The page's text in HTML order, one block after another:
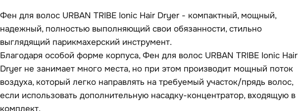
Фен для волос URBAN TRIBE Ionic Hair Dryer - компактный, мощный,
надежный, полностью выполняющий свои обязанности, стильно
выглядящий парикмахерский инструмент.
Благодаря особой форме корпуса, Фен для волос URBAN TRIBE Ionic Hair
Dryer не занимает много места, но при этом производит мощный поток
воздуха, который легко направлять на требуемый участок/прядь волос,
если использовать дополнительную насадку-концентратор, входящую в
комплект.